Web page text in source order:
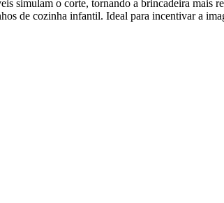
simulam o corte, tornando a brincadeira mais
de cozinha infantil. Ideal para incentivar a